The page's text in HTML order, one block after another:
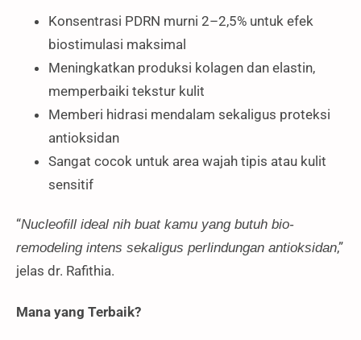
Konsentrasi PDRN murni 2–2,5% untuk efek
biostimulasi maksimal
Meningkatkan produksi kolagen dan elastin,
memperbaiki tekstur kulit
Memberi hidrasi mendalam sekaligus proteksi
antioksidan
Sangat cocok untuk area wajah tipis atau kulit
sensitif
“Nucleofill ideal nih buat kamu yang butuh bio-
remodeling intens sekaligus perlindungan antioksidan,”
jelas dr. Rafithia.
Mana yang Terbaik?